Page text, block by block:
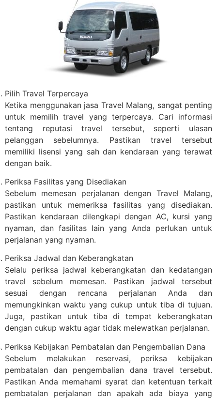
Pilih Travel Terpercaya
Ketika menggunakan jasa Travel Malang, sangat penting
untuk memilih travel yang terpercaya. Cari informasi
tentang reputasi travel tersebut, seperti ulasan
pelanggan sebelumnya. Pastikan travel tersebut
memiliki lisensi yang sah dan kendaraan yang terawat
dengan baik.
Periksa Fasilitas yang Disediakan
Sebelum memesan perjalanan dengan Travel Malang,
pastikan untuk memeriksa fasilitas yang disediakan.
Pastikan kendaraan dilengkapi dengan AC, kursi yang
nyaman, dan fasilitas lain yang Anda perlukan untuk
perjalanan yang nyaman.
Periksa Jadwal dan Keberangkatan
Selalu periksa jadwal keberangkatan dan kedatangan
travel sebelum memesan. Pastikan jadwal tersebut
sesuai dengan rencana perjalanan Anda dan
memungkinkan waktu yang cukup untuk tiba di tujuan.
Juga, pastikan untuk tiba di tempat keberangkatan
dengan cukup waktu agar tidak melewatkan perjalanan.
Periksa Kebijakan Pembatalan dan Pengembalian Dana
Sebelum melakukan reservasi, periksa kebijakan
pembatalan dan pengembalian dana travel tersebut.
Pastikan Anda memahami syarat dan ketentuan terkait
pembatalan perjalanan dan apakah ada biaya yang